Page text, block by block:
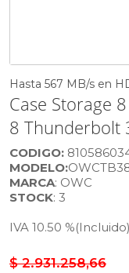
Hasta 567 MB/s en
Case Storage
8 Thunderbolt
CODIGO:
MODELO:
MARCA: OWC
STOCK: 3
IVA 10.50 %(Incluido)
$ 2.931.258,66